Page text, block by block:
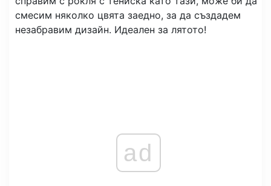
смесим няколко цвята заедно, за да създадем
незабравим дизайн. Идеален за лятото!
ad